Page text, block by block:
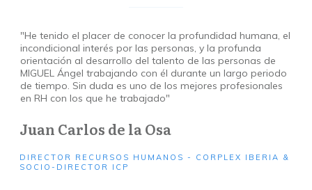
"He tenido el placer de conocer la profundidad humana, el
incondicional interés por las personas, y la profunda
orientación al desarrollo del talento de las personas de
MIGUEL Ángel trabajando con él durante un largo periodo
de tiempo. Sin duda es uno de los mejores profesionales
en RH con los que he trabajado"
Juan Carlos de la Osa
DIRECTOR RECURSOS HUMANOS - CORPLEX IBERIA &
SOCIO-DIRECTOR ICP